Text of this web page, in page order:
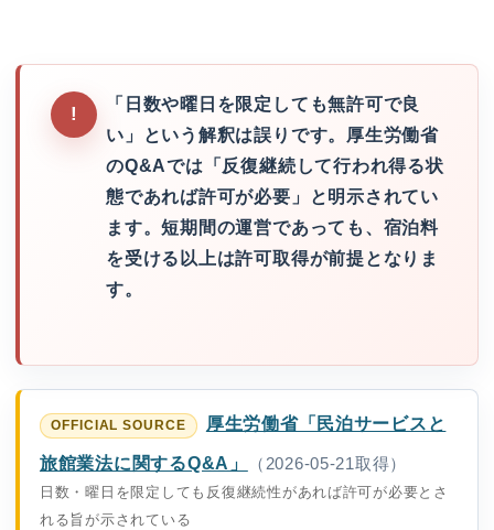
「日数や曜日を限定しても無許可で良
い」という解釈は誤りです。厚生労働省
のQ&Aでは「反復継続して行われ得る状
態であれば許可が必要」と明示されてい
ます。短期間の運営であっても、宿泊料
を受ける以上は許可取得が前提となりま
す。
厚生労働省「民泊サービスと
旅館業法に関するQ&A」
（2026-05-21取得）
日数・曜日を限定しても反復継続性があれば許可が必要とさ
れる旨が示されている